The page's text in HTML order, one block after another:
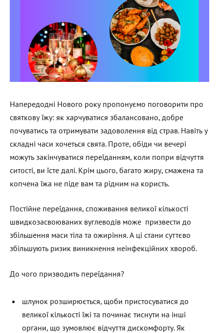
Напередодні Нового року пропонуємо поговорити про
святкову їжу: як харчуватися збалансовано, добре
почуватись та отримувати задоволення від страв. Навіть у
складні часи хочеться свята. Проте, обіди чи вечері
можуть закінчуватися переїданням, коли попри відчуття
ситості, ви їсте далі. Крім цього, багато жиру, смажена та
копчена їжа не піде вам та рідним на користь.
Постійне переїдання, споживання великої кількості
швидкозасвоюваних вуглеводів може призвести до
збільшення маси тіла та ожиріння. А ці стани суттєво
збільшують ризик виникнення неінфекційних хвороб.
До чого призводить переїдання?
шлунок розширюється, щоби пристосуватися до
великої кількості їжі та починає тиснути на інші
органи, що зумовлює відчуття дискомфорту. Як